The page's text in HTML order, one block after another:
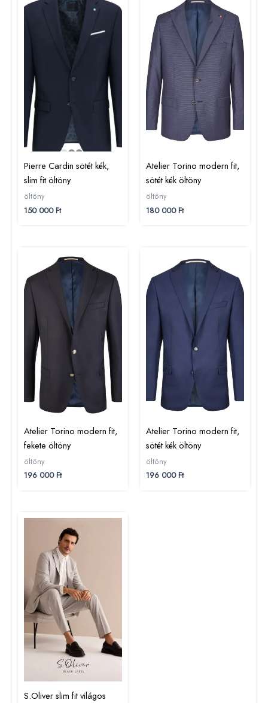
Pierre Cardin sötét kék,
slim fit öltöny
öltöny
150 000Ft
Atelier Torino modern fit,
sötét kék öltöny
öltöny
180 000Ft
Atelier Torino modern fit,
fekete öltöny
öltöny
196 000Ft
Atelier Torino modern fit,
sötét kék öltöny
öltöny
196 000Ft
S.Oliver slim fit világos